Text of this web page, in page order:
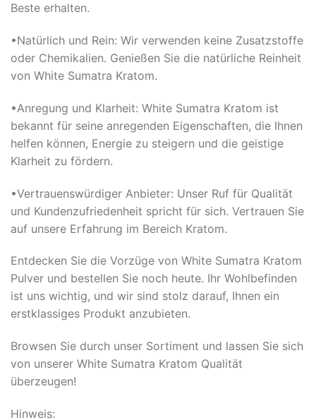
Beste erhalten.
•Natürlich und Rein: Wir verwenden keine Zusatzstoffe
oder Chemikalien. Genießen Sie die natürliche Reinheit
von White Sumatra Kratom.
•Anregung und Klarheit: White Sumatra Kratom ist
bekannt für seine anregenden Eigenschaften, die Ihnen
helfen können, Energie zu steigern und die geistige
Klarheit zu fördern.
•Vertrauenswürdiger Anbieter: Unser Ruf für Qualität
und Kundenzufriedenheit spricht für sich. Vertrauen Sie
auf unsere Erfahrung im Bereich Kratom.
Entdecken Sie die Vorzüge von White Sumatra Kratom
Pulver und bestellen Sie noch heute. Ihr Wohlbefinden
ist uns wichtig, und wir sind stolz darauf, Ihnen ein
erstklassiges Produkt anzubieten.
Browsen Sie durch unser Sortiment und lassen Sie sich
von unserer White Sumatra Kratom Qualität
überzeugen!
Hinweis: